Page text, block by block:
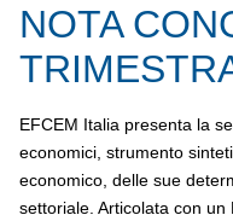
NOTA
EFCEM Italia presenta la
economici, strumento
economico, delle sue
settoriale. Articolata con